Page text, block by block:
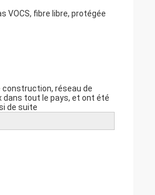
VOCS, fibre libre, protégée
construction, réseau de
tout le pays, et ont été
de suite